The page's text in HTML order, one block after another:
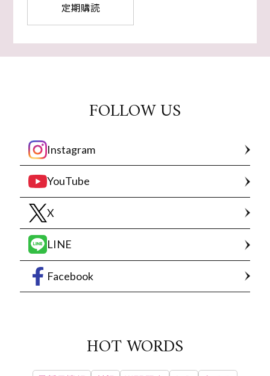
定期購読
FOLLOW US
Instagram
YouTube
X
LINE
Facebook
HOT WORDS